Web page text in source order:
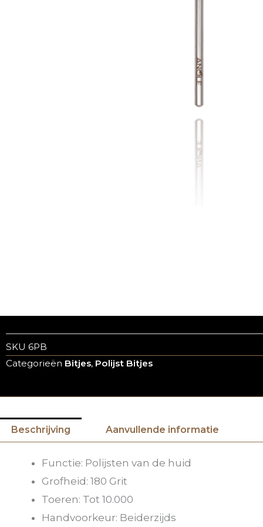
SKU 6PB
Categorieën Bitjes, Polijst Bitjes
Beschrijving Aanvullende informatie
Functie: Polijsten van de huid
Grofheid: 180 Grit
Toeren: Tot 10.000
Handvoorkeur: Beiderzijds